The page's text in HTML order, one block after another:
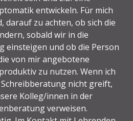
entwickeln. Für mich
darauf zu achten, ob sich die
sobald wir in die
einsteigen und ob die Person
von mir angebotene
zu nutzen. Wenn ich
Schreibberatung nicht greift,
Kolleg/innen in der
verweisen.